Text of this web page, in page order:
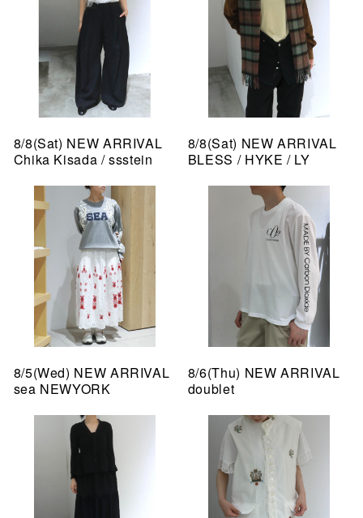
8/8(Sat) NEW ARRIVAL
Chika Kisada / ssstein
8/8(Sat) NEW ARRIVAL
BLESS / HYKE / LY
8/5(Wed) NEW ARRIVAL
sea NEWYORK
8/6(Thu) NEW ARRIVAL
doublet